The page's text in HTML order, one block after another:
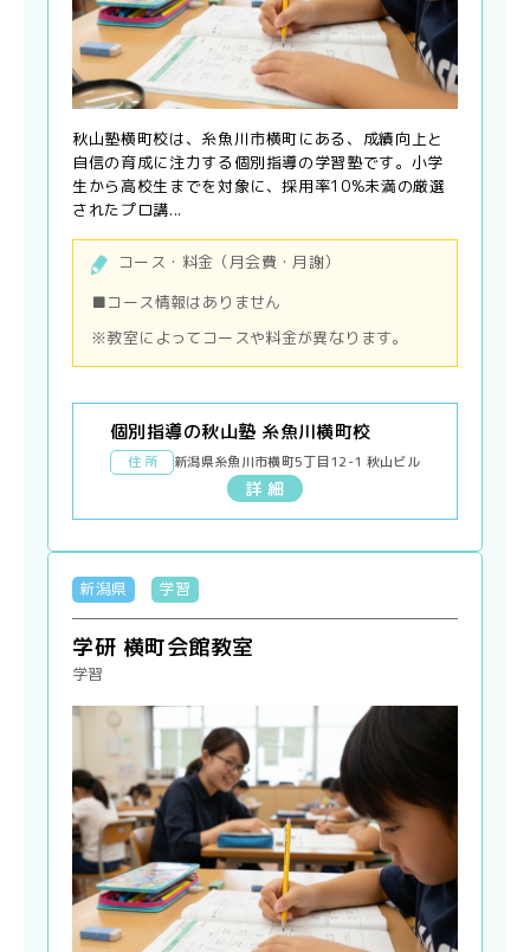
秋山塾横町校は、糸魚川市横町にある、成績向上と
自信の育成に注力する個別指導の学習塾です。小学
生から高校生までを対象に、採用率10%未満の厳選
されたプロ講...
コース・料金（月会費・月謝）
■コース情報はありません
※教室によってコースや料金が異なります。
個別指導の秋山塾 糸魚川横町校
住 所 新潟県糸魚川市横町5丁目12-1 秋山ビル
詳 細
新潟県 学習
学研 横町会館教室
学習